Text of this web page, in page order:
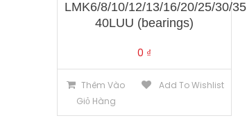
LMK6/8/10/12/13/16/20/25/30/35
40LUU (bearings)
0 ₫
Thêm Vào
Giỏ Hàng
Add To Wishlist